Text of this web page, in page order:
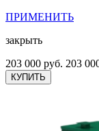
ПРИМЕНИТЬ
закрыть
203 000 руб. 203
КУПИТЬ